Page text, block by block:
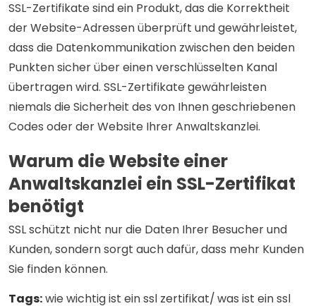
SSL-Zertifikate sind ein Produkt, das die Korrektheit
der Website-Adressen überprüft und gewährleistet,
dass die Datenkommunikation zwischen den beiden
Punkten sicher über einen verschlüsselten Kanal
übertragen wird. SSL-Zertifikate gewährleisten
niemals die Sicherheit des von Ihnen geschriebenen
Codes oder der Website Ihrer Anwaltskanzlei.
Warum die Website einer
Anwaltskanzlei ein SSL-Zertifikat
benötigt
SSL schützt nicht nur die Daten Ihrer Besucher und
Kunden, sondern sorgt auch dafür, dass mehr Kunden
Sie finden können.
Tags:wie wichtig ist ein ssl zertifikat/was ist ein ssl